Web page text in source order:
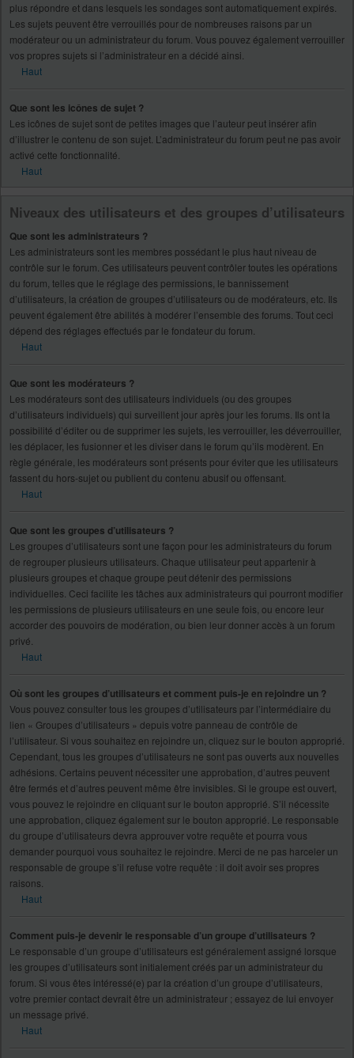
plus répondre et dans lesquels les sondages sont automatiquement expirés.
Les sujets peuvent être verrouillés pour de nombreuses raisons par un
modérateur ou un administrateur du forum. Vous pouvez également verrouiller
vos propres sujets si l’administrateur en a décidé ainsi.
Haut
Que sont les icônes de sujet ?
Les icônes de sujet sont de petites images que l’auteur peut insérer afin
d’illustrer le contenu de son sujet. L’administrateur du forum peut ne pas avoir
activé cette fonctionnalité.
Haut
Niveaux des utilisateurs et des groupes d’utilisateurs
Que sont les administrateurs ?
Les administrateurs sont les membres possédant le plus haut niveau de
contrôle sur le forum. Ces utilisateurs peuvent contrôler toutes les opérations
du forum, telles que le réglage des permissions, le bannissement
d’utilisateurs, la création de groupes d’utilisateurs ou de modérateurs, etc. Ils
peuvent également être abilités à modérer l’ensemble des forums. Tout ceci
dépend des réglages effectués par le fondateur du forum.
Haut
Que sont les modérateurs ?
Les modérateurs sont des utilisateurs individuels (ou des groupes
d’utilisateurs individuels) qui surveillent jour après jour les forums. Ils ont la
possibilité d’éditer ou de supprimer les sujets, les verrouiller, les déverrouiller,
les déplacer, les fusionner et les diviser dans le forum qu’ils modèrent. En
règle générale, les modérateurs sont présents pour éviter que les utilisateurs
fassent du hors-sujet ou publient du contenu abusif ou offensant.
Haut
Que sont les groupes d’utilisateurs ?
Les groupes d’utilisateurs sont une façon pour les administrateurs du forum
de regrouper plusieurs utilisateurs. Chaque utilisateur peut appartenir à
plusieurs groupes et chaque groupe peut détenir des permissions
individuelles. Ceci facilite les tâches aux administrateurs qui pourront modifier
les permissions de plusieurs utilisateurs en une seule fois, ou encore leur
accorder des pouvoirs de modération, ou bien leur donner accès à un forum
privé.
Haut
Où sont les groupes d’utilisateurs et comment puis-je en rejoindre un ?
Vous pouvez consulter tous les groupes d’utilisateurs par l’intermédiaire du
lien « Groupes d’utilisateurs » depuis votre panneau de contrôle de
l’utilisateur. Si vous souhaitez en rejoindre un, cliquez sur le bouton approprié.
Cependant, tous les groupes d’utilisateurs ne sont pas ouverts aux nouvelles
adhésions. Certains peuvent nécessiter une approbation, d’autres peuvent
être fermés et d’autres peuvent même être invisibles. Si le groupe est ouvert,
vous pouvez le rejoindre en cliquant sur le bouton approprié. S’il nécessite
une approbation, cliquez également sur le bouton approprié. Le responsable
du groupe d’utilisateurs devra approuver votre requête et pourra vous
demander pourquoi vous souhaitez le rejoindre. Merci de ne pas harceler un
responsable de groupe s’il refuse votre requête : il doit avoir ses propres
raisons.
Haut
Comment puis-je devenir le responsable d’un groupe d’utilisateurs ?
Le responsable d’un groupe d’utilisateurs est généralement assigné lorsque
les groupes d’utilisateurs sont initialement créés par un administrateur du
forum. Si vous êtes intéressé(e) par la création d’un groupe d’utilisateurs,
votre premier contact devrait être un administrateur ; essayez de lui envoyer
un message privé.
Haut